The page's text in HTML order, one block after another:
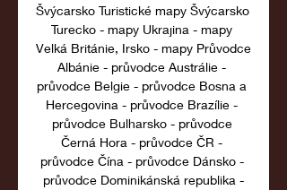
Švýcarsko Turistické mapy Švýcarsko
Turecko - mapy Ukrajina - mapy
Velká Británie, Irsko - mapy Průvodce
Albánie - průvodce Austrálie -
průvodce Belgie - průvodce Bosna a
Hercegovina - průvodce Brazílie -
průvodce Bulharsko - průvodce
Černá Hora - průvodce ČR -
průvodce Čína - průvodce Dánsko -
průvodce Dominikánská republika -